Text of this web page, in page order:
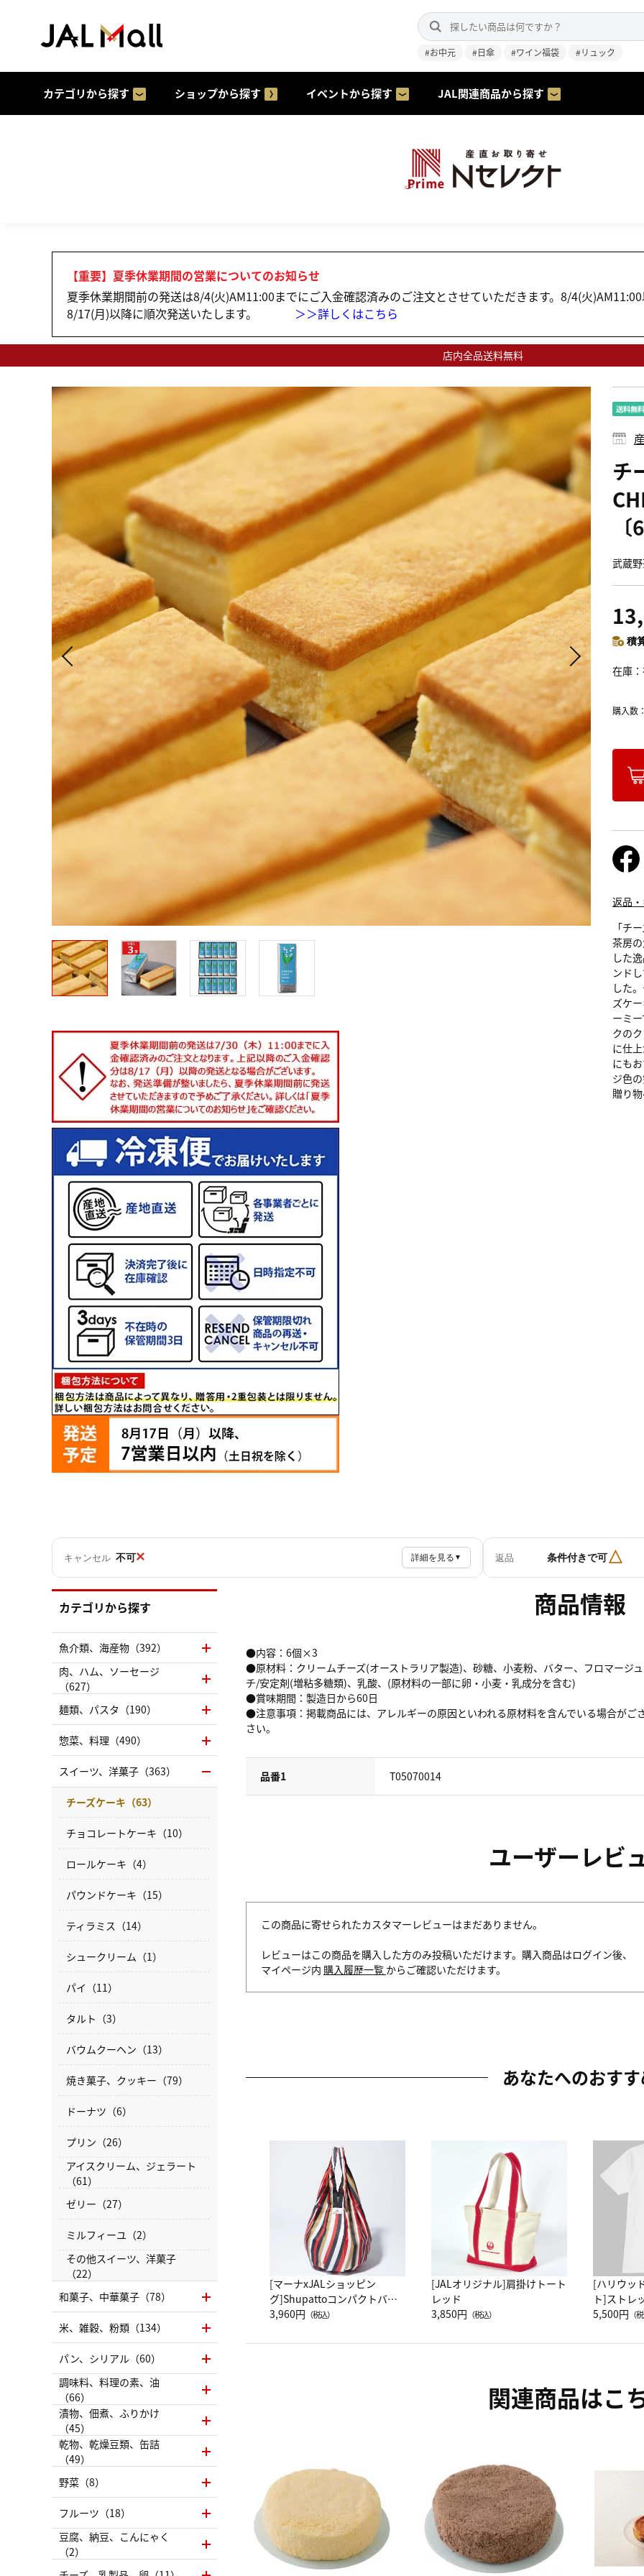
#お中元 #日傘 #ワイン福袋 #リュック
カテゴリから探す ショップから探す イベントから探す JAL関連商品から探す
【重要】夏季休業期間の営業についてのお知らせ
夏季休業期間前の発送は8/4(火)AM11:00までにご入金確認済みのご注文とさせていただきます。8/4(火
8/17(月)以降に順次発送いたします。 ＞＞詳しくはこちら
店内全品送料無料
チ
武蔵
積
在庫
購入数：
返品
「チ
茶房
した
ンド
した
ズケ
ーミ
クの
に仕
にも
ジ色
贈り
キャンセル 不可× 詳細を見る ▼ 返品 条件付きで可△
商品情報
●内容：6個×3
●原材料：クリームチーズ(オーストラリア製造)、砂糖、小麦粉、バター、フロマージ
チ/安定剤(増粘多糖類)、乳酸、(原材料の一部に卵・小麦・乳成分を含む)
●賞味期間：製造日から60日
●注意事項：掲載商品には、アレルギーの原因といわれる原材料を含んでいる場合がご
さい。
品番1 T05070014
ユーザーレビ
この商品に寄せられたカスタマーレビューはまだありません。
レビューはこの商品を購入した方のみ投稿いただけます。購入商品はログイン後、
マイページ内 購入履歴一覧 からご確認いただけます。
あなたへのおす
[マーナxJALショッピン
グ]Shupattoコンパクトバッ
グ Drop JAL客室乗務員
3,960円 （税込）
[JALオリジナル]肩掛けトート
レッド
3,850円 （税込）
[ハリウッ
ト]ストレ
ーネック別
5,500円 （
関連商品はこ
カテゴリから探す
魚介類、海産物（392）
肉、ハム、ソーセージ
（627）
麺類、パスタ（190）
惣菜、料理（490）
スイーツ、洋菓子（363）
チーズケーキ（63）
チョコレートケーキ（10）
ロールケーキ（4）
パウンドケーキ（15）
ティラミス（14）
シュークリーム（1）
パイ（11）
タルト（3）
バウムクーヘン（13）
焼き菓子、クッキー（79）
ドーナツ（6）
プリン（26）
アイスクリーム、ジェラート
（61）
ゼリー（27）
ミルフィーユ（2）
その他スイーツ、洋菓子
（22）
和菓子、中華菓子（78）
米、雑穀、粉類（134）
パン、シリアル（60）
調味料、料理の素、油
（66）
漬物、佃煮、ふりかけ
（45）
乾物、乾燥豆類、缶詰
（49）
野菜（8）
フルーツ（18）
豆腐、納豆、こんにゃく
（2）